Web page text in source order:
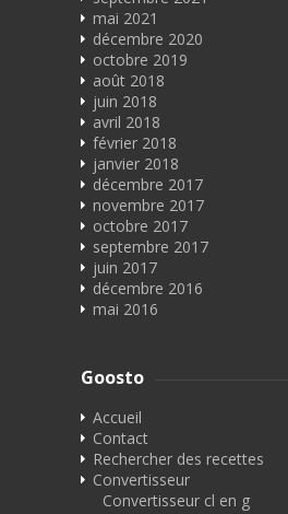
mai 2021
décembre 2020
octobre 2019
août 2018
juin 2018
avril 2018
février 2018
janvier 2018
décembre 2017
novembre 2017
octobre 2017
septembre 2017
juin 2017
décembre 2016
mai 2016
Goosto
Accueil
Contact
Rechercher des recettes
Convertisseur
Convertisseur cl en g